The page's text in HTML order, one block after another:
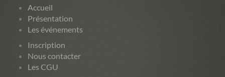
Accueil
Présentation
Les événements
Inscription
Nous contacter
Les CGU